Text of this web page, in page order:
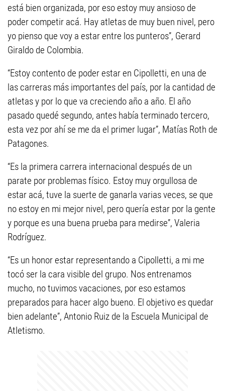
está bien organizada, por eso estoy muy ansioso de
poder competir acá. Hay atletas de muy buen nivel, pero
yo pienso que voy a estar entre los punteros”, Gerard
Giraldo de Colombia.
“Estoy contento de poder estar en Cipolletti, en una de
las carreras más importantes del país, por la cantidad de
atletas y por lo que va creciendo año a año. El año
pasado quedé segundo, antes había terminado tercero,
esta vez por ahí se me da el primer lugar”, Matías Roth de
Patagones.
“Es la primera carrera internacional después de un
parate por problemas físico. Estoy muy orgullosa de
estar acá, tuve la suerte de ganarla varias veces, se que
no estoy en mi mejor nivel, pero quería estar por la gente
y porque es una buena prueba para medirse”, Valeria
Rodríguez.
“Es un honor estar representando a Cipolletti, a mi me
tocó ser la cara visible del grupo. Nos entrenamos
mucho, no tuvimos vacaciones, por eso estamos
preparados para hacer algo bueno. El objetivo es quedar
bien adelante”, Antonio Ruiz de la Escuela Municipal de
Atletismo.